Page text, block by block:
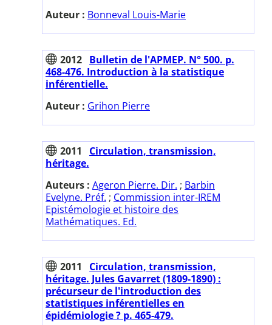
Auteur : Bonneval Louis-Marie
2012 Bulletin de l'APMEP. N° 500. p.
468-476. Introduction à la statistique
inférentielle.
Auteur : Grihon Pierre
2011
Circulation, transmission,
héritage.
Auteurs : Ageron Pierre. Dir. ; Barbin
Evelyne. Préf. ; Commission inter-IREM
Epistémologie et histoire des
Mathématiques. Ed.
2011
Circulation, transmission,
héritage. Jules Gavarret (1809-1890) :
précurseur de l'introduction des
statistiques inférentielles en
épidémiologie ? p. 465-479.